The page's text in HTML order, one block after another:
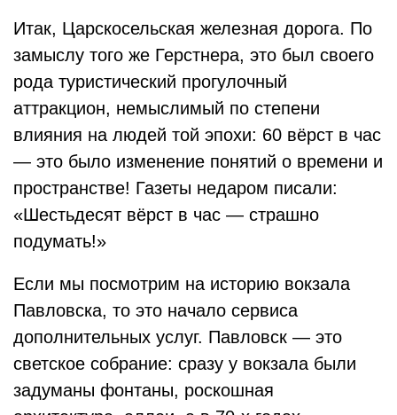
Итак, Царскосельская железная дорога. По
замыслу того же Герстнера, это был своего
рода туристический прогулочный
аттракцион, немыслимый по степени
влияния на людей той эпохи: 60 вёрст в час
— это было изменение понятий о времени и
пространстве! Газеты недаром писали:
«Шестьдесят вёрст в час — страшно
подумать!»
Если мы посмотрим на историю вокзала
Павловска, то это начало сервиса
дополнительных услуг. Павловск — это
светское собрание: сразу у вокзала были
задуманы фонтаны, роскошная